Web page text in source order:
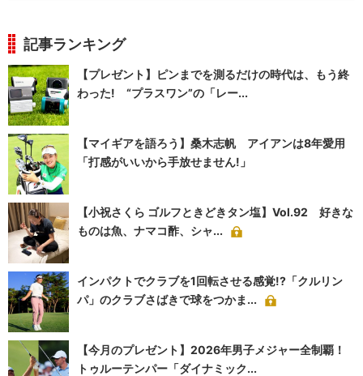
記事ランキング
【プレゼント】ピンまでを測るだけの時代は、もう終
わった! “プラスワン”の「レー...
【マイギアを語ろう】桑木志帆 アイアンは8年愛用
「打感がいいから手放せません!」
【小祝さくら ゴルフときどきタン塩】Vol.92 好きな
ものは魚、ナマコ酢、シャ...
インパクトでクラブを1回転させる感覚!?「クルリン
パ」のクラブさばきで球をつかま...
【今月のプレゼント】2026年男子メジャー全制覇！
トゥルーテンパー「ダイナミック...